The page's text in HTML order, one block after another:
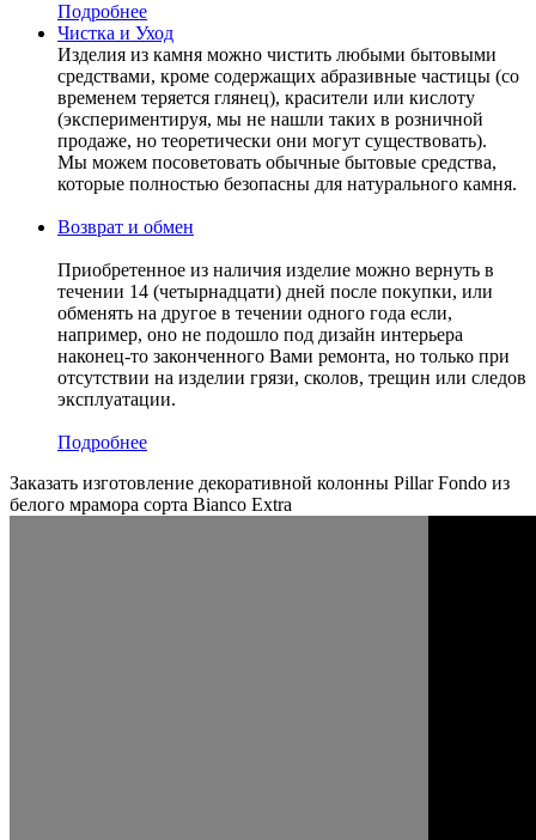
Подробнее
Чистка и Уход
Изделия из камня можно чистить любыми бытовыми
средствами, кроме содержащих абразивные частицы (со
временем теряется глянец), красители или кислоту
(экспериментируя, мы не нашли таких в розничной
продаже, но теоретически они могут существовать).
Мы можем посоветовать обычные бытовые средства,
которые полностью безопасны для натурального камня.
Возврат и обмен
Приобретенное из наличия изделие можно вернуть в
течении 14 (четырнадцати) дней после покупки, или
обменять на другое в течении одного года если,
например, оно не подошло под дизайн интерьера
наконец-то законченного Вами ремонта, но только при
отсутствии на изделии грязи, сколов, трещин или следов
эксплуатации.
Подробнее
Заказать изготовление декоративной колонны Pillar Fondo из
белого мрамора сорта Bianco Extra